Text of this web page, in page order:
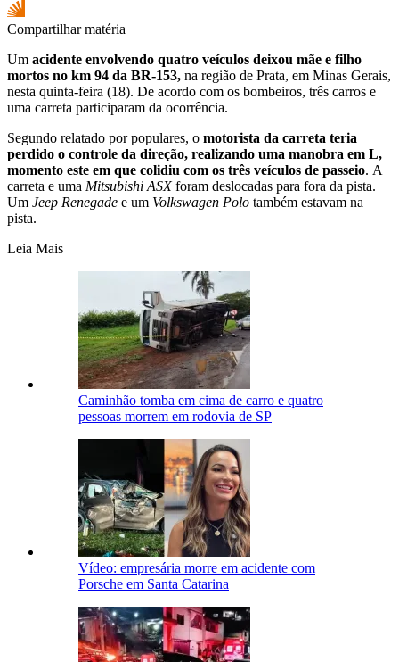
Compartilhar matéria
Um acidente envolvendo quatro veículos deixou mãe e filho
mortos no km 94 da BR-153, na região de Prata, em Minas Gerais,
nesta quinta-feira (18). De acordo com os bombeiros, três carros e
uma carreta participaram da ocorrência.
Segundo relatado por populares, o motorista da carreta teria
perdido o controle da direção, realizando uma manobra em L,
momento este em que colidiu com os três veículos de passeio. A
carreta e uma Mitsubishi ASXforam deslocadas para fora da pista.
Um Jeep Renegade e um Volkswagen Polo também estavam na
pista.
Leia Mais
Caminhão tomba em cima de carro e quatro
pessoas morrem em rodovia de SP
Vídeo: empresária morre em acidente com
Porsche em Santa Catarina